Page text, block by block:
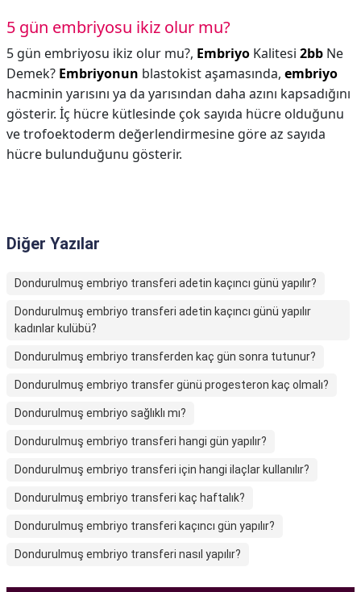
5 gün embriyosu ikiz olur mu?
5 gün embriyosu ikiz olur mu?, Embriyo Kalitesi 2bb Ne
Demek? Embriyonun blastokist aşamasında, embriyo
hacminin yarısını ya da yarısından daha azını kapsadığını
gösterir. İç hücre kütlesinde çok sayıda hücre olduğunu
ve trofoektoderm değerlendirmesine göre az sayıda
hücre bulunduğunu gösterir.
Diğer Yazılar
Dondurulmuş embriyo transferi adetin kaçıncı günü yapılır?
Dondurulmuş embriyo transferi adetin kaçıncı günü yapılır
kadınlar kulübü?
Dondurulmuş embriyo transferden kaç gün sonra tutunur?
Dondurulmuş embriyo transfer günü progesteron kaç olmalı?
Dondurulmuş embriyo sağlıklı mı?
Dondurulmuş embriyo transferi hangi gün yapılır?
Dondurulmuş embriyo transferi için hangi ilaçlar kullanılır?
Dondurulmuş embriyo transferi kaç haftalık?
Dondurulmuş embriyo transferi kaçıncı gün yapılır?
Dondurulmuş embriyo transferi nasıl yapılır?